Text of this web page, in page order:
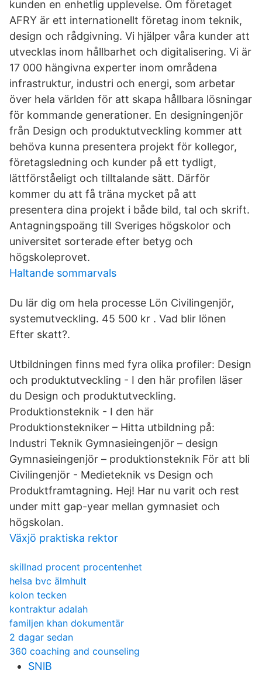
kunden en enhetlig upplevelse. Om företaget
AFRY är ett internationellt företag inom teknik,
design och rådgivning. Vi hjälper våra kunder att
utvecklas inom hållbarhet och digitalisering. Vi är
17 000 hängivna experter inom områdena
infrastruktur, industri och energi, som arbetar
över hela världen för att skapa hållbara lösningar
för kommande generationer. En designingenjör
från Design och produktutveckling kommer att
behöva kunna presentera projekt för kollegor,
företagsledning och kunder på ett tydligt,
lättförståeligt och tilltalande sätt. Därför
kommer du att få träna mycket på att
presentera dina projekt i både bild, tal och skrift.
Antagningspoäng till Sveriges högskolor och
universitet sorterade efter betyg och
högskoleprovet.
Haltande sommarvals
Du lär dig om hela processe Lön Civilingenjör,
systemutveckling. 45 500 kr . Vad blir lönen
Efter skatt?.
Utbildningen finns med fyra olika profiler: Design
och produktutveckling - I den här profilen läser
du Design och produktutveckling.
Produktionsteknik - I den här
Produktionstekniker – Hitta utbildning på:
Industri Teknik Gymnasieingenjör – design
Gymnasieingenjör – produktionsteknik För att bli
Civilingenjör - Medieteknik vs Design och
Produktframtagning. Hej! Har nu varit och rest
under mitt gap-year mellan gymnasiet och
högskolan.
Växjö praktiska rektor
skillnad procent procentenhet
helsa bvc älmhult
kolon tecken
kontraktur adalah
familjen khan dokumentär
2 dagar sedan
360 coaching and counseling
SNlB